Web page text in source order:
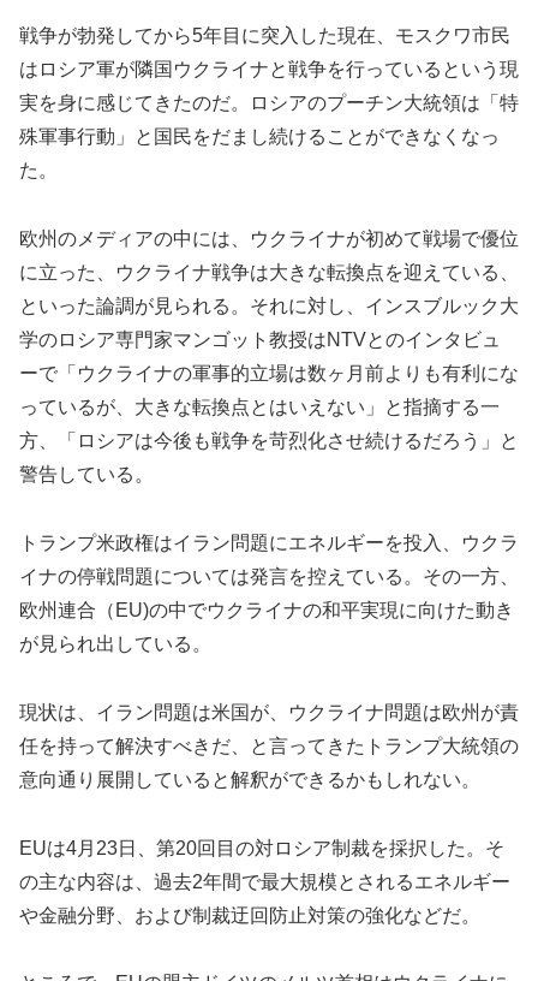
戦争が勃発してから5年目に突入した現在、モスクワ市民
はロシア軍が隣国ウクライナと戦争を行っているという現
実を身に感じてきたのだ。ロシアのプーチン大統領は「特
殊軍事行動」と国民をだまし続けることができなくなっ
た。
欧州のメディアの中には、ウクライナが初めて戦場で優位
に立った、ウクライナ戦争は大きな転換点を迎えている、
といった論調が見られる。それに対し、インスブルック大
学のロシア専門家マンゴット教授はNTVとのインタビュ
ーで「ウクライナの軍事的立場は数ヶ月前よりも有利にな
っているが、大きな転換点とはいえない」と指摘する一
方、「ロシアは今後も戦争を苛烈化させ続けるだろう」と
警告している。
トランプ米政権はイラン問題にエネルギーを投入、ウクラ
イナの停戦問題については発言を控えている。その一方、
欧州連合（EU)の中でウクライナの和平実現に向けた動き
が見られ出している。
現状は、イラン問題は米国が、ウクライナ問題は欧州が責
任を持って解決すべきだ、と言ってきたトランプ大統領の
意向通り展開していると解釈ができるかもしれない。
EUは4月23日、第20回目の対ロシア制裁を採択した。そ
の主な内容は、過去2年間で最大規模とされるエネルギー
や金融分野、および制裁迂回防止対策の強化などだ。